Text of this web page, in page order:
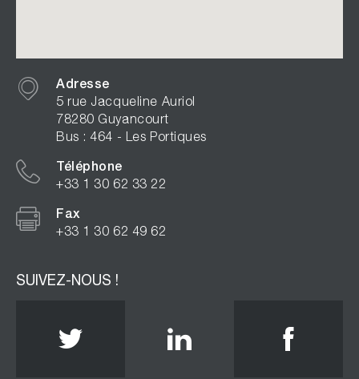
Adresse
5 rue Jacqueline Auriol
78280 Guyancourt
Bus : 464 - Les Portiques
Téléphone
+33 1 30 62 33 22
Fax
+33 1 30 62 49 62
SUIVEZ-NOUS !
Twitter Linkedin